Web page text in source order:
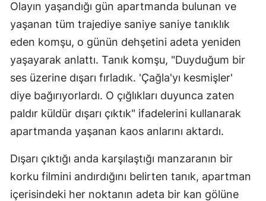
Malatya
Manisa
Mardin
Muğla
Nevşehir
Niğde
Olayın yaşandığı gün apartmanda bulunan ve
yaşanan tüm trajediye saniye saniye tanıklık
eden komşu, o günün dehşetini adeta yeniden
yaşayarak anlattı. Tanık komşu, "Duyduğum bir
ses üzerine dışarı fırladık. 'Çağla'yı kesmişler'
diye bağırıyorlardı. O çığlıkları duyunca zaten
paldır küldür dışarı çıktık" ifadelerini kullanarak
apartmanda yaşanan kaos anlarını aktardı.
Dışarı çıktığı anda karşılaştığı manzaranın bir
korku filmini andırdığını belirten tanık, apartman
içerisindeki her noktanın adeta bir kan gölüne